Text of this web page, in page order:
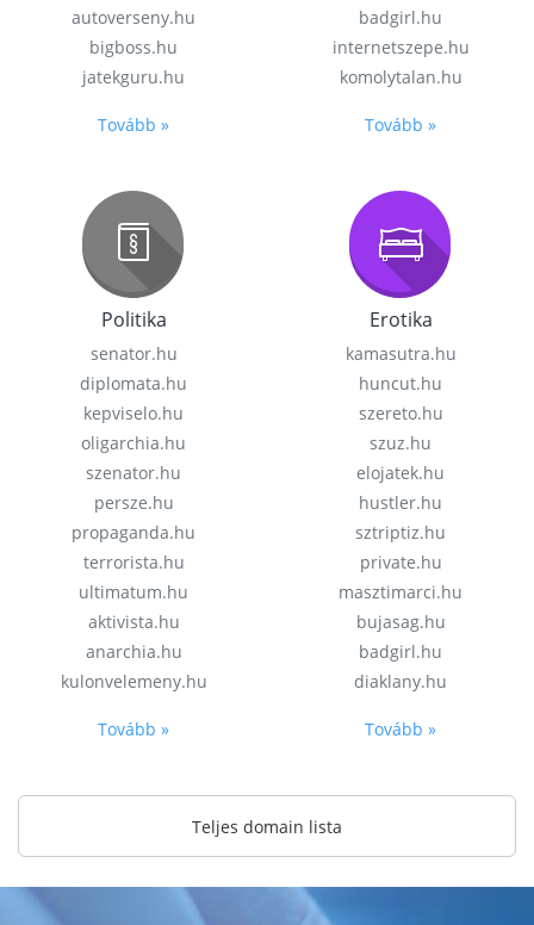
autoverseny.hu
bigboss.hu
jatekguru.hu
Tovább »
badgirl.hu
internetszepe.hu
komolytalan.hu
Tovább »
Politika
senator.hu
diplomata.hu
kepviselo.hu
oligarchia.hu
szenator.hu
persze.hu
propaganda.hu
terrorista.hu
ultimatum.hu
aktivista.hu
anarchia.hu
kulonvelemeny.hu
Tovább »
Erotika
kamasutra.hu
huncut.hu
szereto.hu
szuz.hu
elojatek.hu
hustler.hu
sztriptiz.hu
private.hu
masztimarci.hu
bujasag.hu
badgirl.hu
diaklany.hu
Tovább »
Teljes domain lista